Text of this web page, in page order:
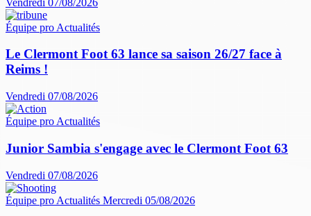
Équipe pro Actualités
Le Clermont Foot 63 lance sa saison 26/27 face à
Reims !
Vendredi 07/08/2026
Équipe pro Actualités
Junior Sambia s'engage avec le Clermont Foot 63
Vendredi 07/08/2026
Équipe pro Actualités Mercredi 05/08/2026